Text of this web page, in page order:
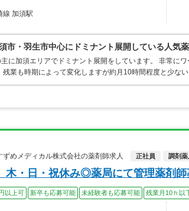
線 加須駅
市・羽生市中心にドミナント展開している人気薬
に加須エリアでドミナント展開をしています。 非常に
残業も時期によって変化しますが約月10時間程度と少ない
めメディカル株式会社の薬剤師求人
正社員 調剤薬
木・日・祝休み◎薬局にて管理薬剤
以上可 新卒も応募可能 未経験者も応募可能 残業月10ｈ以